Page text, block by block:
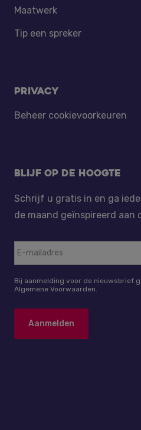
Maatwerk
Tip een spreker
Privacy
Beheer cookievoorkeuren
Blijf op de hoogte
Schrijf u gratis in en ga
de maand geïnspireerd aan
Bij aanmelding voor de nieuwsbrief
Algemene Voorwaarden.